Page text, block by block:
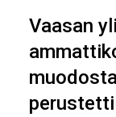
Vaasan